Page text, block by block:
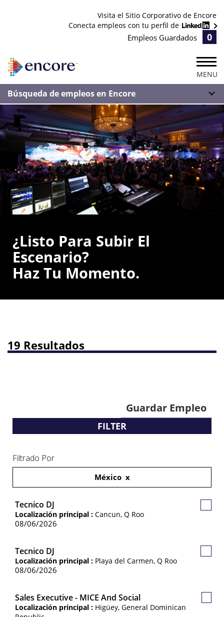
Visita el Sitio Corporativo de Encore
Conecta empleos con tu perfil de
Empleos Guardados 0
MENU
Búsqueda de empleos en Encore
¿Listo Para Subir El
Escenario?
Haz Tu Momento.
19 Resultados
Guardar Empleo
FILTER
Filtrado Por
México
Tecnico DJ
Localización principal : Cancun, Q Roo
08/06/2026
Tecnico DJ
Localización principal : Playa del Carmen, Q Roo
08/06/2026
Sales Executive - MICE And Social
Localización principal : Higüey, General Dominican